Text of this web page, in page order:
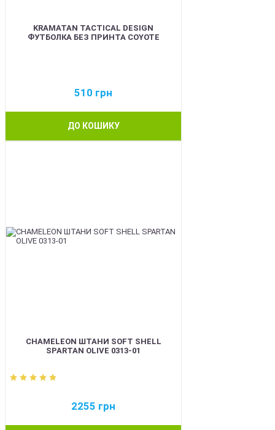
KRAMATAN TACTICAL DESIGN
ФУТБОЛКА БЕЗ ПРИНТА COYOTE
510 грн
ДО КОШИКУ
CHAMELEON ШТАНИ SOFT SHELL
SPARTAN OLIVE 0313-01
2255 грн